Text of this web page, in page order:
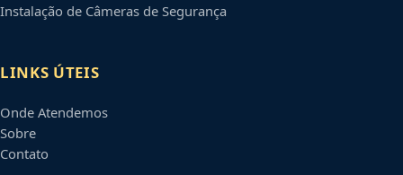
Instalação de Câmeras de Segurança
LINKS ÚTEIS
Onde Atendemos
Sobre
Contato